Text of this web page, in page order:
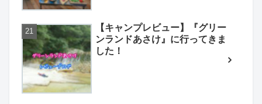
【キャンプレビュー】『グリー
ンランドあさけ』に行ってきま
した！